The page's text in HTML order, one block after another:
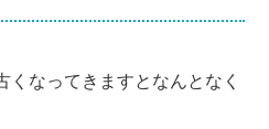
くなってきますとなんとなく